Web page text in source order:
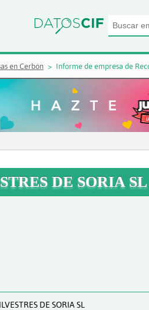
en Cerbón Informe de empresa de
DE SORIA SL
DE SORIA SL